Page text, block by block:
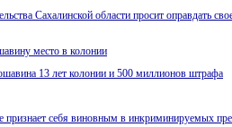
Сахалинской области просит оправдать
место в колонии
13 лет колонии и 500 миллионов штрафа
признает себя виновным в инкриминируемых